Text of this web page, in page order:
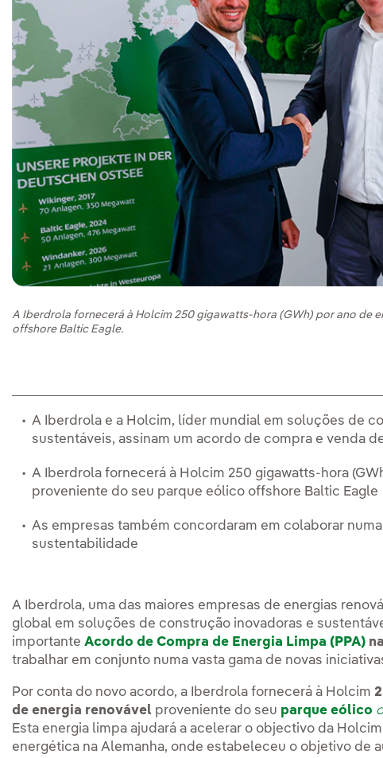
A Iberdrola fornecerá à Holcim 250 gigawatts-hora (GWh) por ano de
offshore Baltic Eagle.
A Iberdrola e a Holcim, líder mundial em soluções de
sustentáveis, assinam um acordo de compra e venda
A Iberdrola fornecerá à Holcim 250 gigawatts-hora
proveniente do seu parque eólico offshore Baltic Eagle
As empresas também concordaram em colaborar
sustentabilidade
A Iberdrola, uma das maiores empresas de energias
global em soluções de construção inovadoras e
importanteAcordo de Compra de Energia Limpa (PPA)
trabalhar em conjunto numa vasta gama de novas
Por conta do novo acordo, a Iberdrola fornecerá à Holcim
de energia renovável proveniente do seu parque eólico
Esta energia limpa ajudará a acelerar o objectivo da
energética na Alemanha, onde estabeleceu o objetivo de